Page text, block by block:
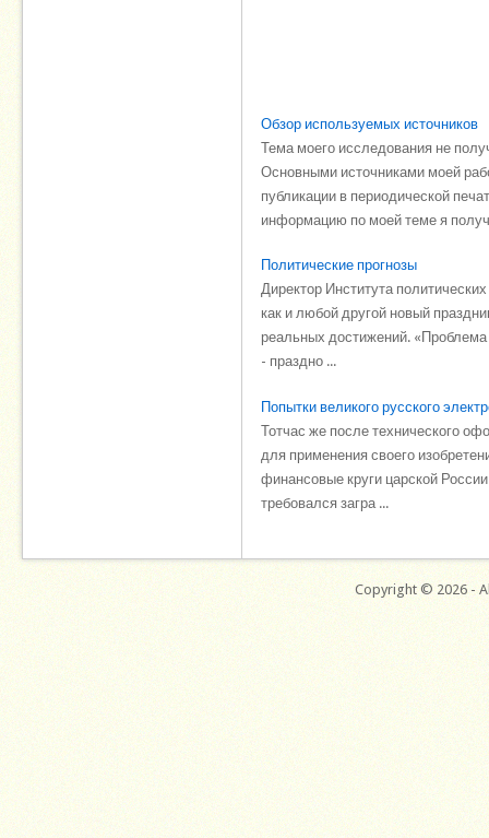
Обзор используемых источников
Тема моего исследования не
Основными источниками моей
публикации в периодической
информацию по моей теме я
Политические прогнозы
Директор Института
как и любой другой новый
реальных достижений. «Проблема
- праздно ...
Попытки великого русского
Тотчас же после технического
для применения своего
финансовые круги царской
требовался загра ...
Copyright © 2026 -